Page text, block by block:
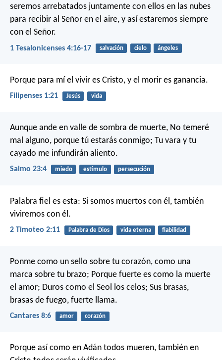
seremos arrebatados juntamente con ellos en las nubes
para recibir al Señor en el aire, y así estaremos siempre
con el Señor.
1 Tesalonicenses 4:16-17 salvación cielo ángeles
Porque para mí el vivir es Cristo, y el morir es ganancia.
Filipenses 1:21 Jesús vida
Aunque ande en valle de sombra de muerte, No temeré
mal alguno, porque tú estarás conmigo; Tu vara y tu
cayado me infundirán aliento.
Salmo 23:4 miedo estímulo persecución
Palabra fiel es esta: Si somos muertos con él, también
viviremos con él.
2 Timoteo 2:11 Palabra de Dios vida eterna fiabilidad
Ponme como un sello sobre tu corazón, como una
marca sobre tu brazo; Porque fuerte es como la muerte
el amor; Duros como el Seol los celos; Sus brasas,
brasas de fuego, fuerte llama.
Cantares 8:6 amor corazón
Porque así como en Adán todos mueren, también en